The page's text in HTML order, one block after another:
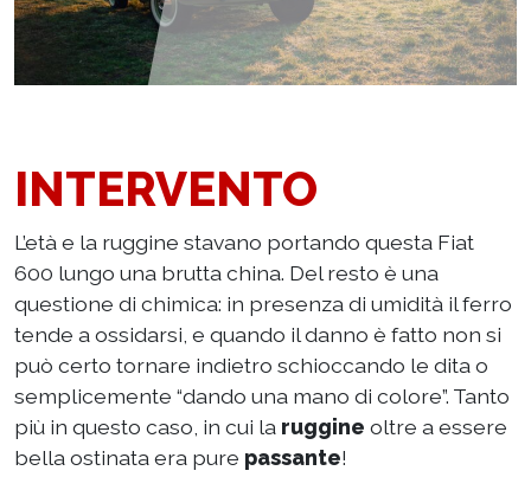
INTERVENTO
L’età e la ruggine stavano portando questa Fiat
600 lungo una brutta china. Del resto è una
questione di chimica: in presenza di umidità il ferro
tende a ossidarsi, e quando il danno è fatto non si
può certo tornare indietro schioccando le dita o
semplicemente “dando una mano di colore”. Tanto
più in questo caso, in cui la ruggine oltre a essere
bella ostinata era pure passante!